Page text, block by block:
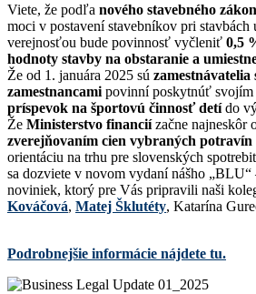
Viete, že podľa nového stavebného
moci v postavení stavebníkov pri stavbách
verejnosťou bude povinnosť vyčleniť 0,5
hodnoty stavby na obstaranie a
Že od 1. januára 2025 sú zamestnávatelia
zamestnancami povinní poskytnúť svojím
príspevok na športovú činnosť detído
Že Ministerstvo financiízačne najneskôr
zverejňovaním cien vybraných potravín
orientáciu na trhu pre slovenských
sa dozviete v novom vydaní nášho
noviniek, ktorý pre Vás pripravili naši
Kováčová, Matej Šklutéty, Katarína
Podrobnejšie informácie nájdete tu.